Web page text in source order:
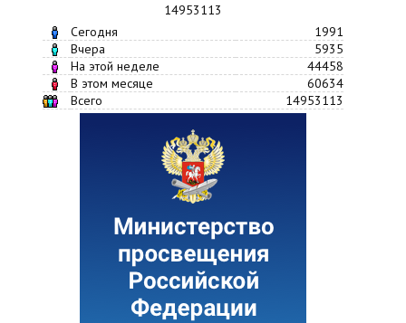
14953113
Сегодня
1991
Вчера
5935
На этой неделе
44458
В этом месяце
60634
Всего
14953113